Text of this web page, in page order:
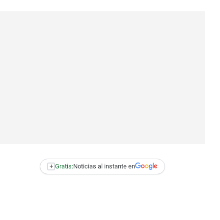
+ Gratis:Noticias al instante en